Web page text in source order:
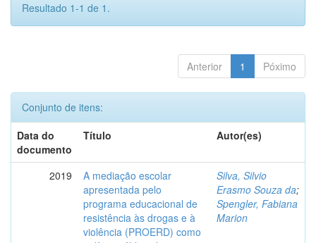
Resultado 1-1 de 1.
Anterior 1 Póximo
Conjunto de itens:
Data do
documento
Título Autor(es)
2019
A mediação escolar
apresentada pelo
programa educacional de
resistência às drogas e à
violência (PROERD) como
Silva, Silvio
Erasmo Souza da;
Spengler, Fabiana
Marion